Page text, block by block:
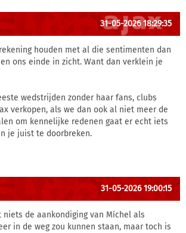
31-05-2026 18:29:35
houden met al die sentimenten dan
ons einde in zicht. Want dan verklein je
wedstrijden zonder haar fans, clubs
verkopen, als we dan ook al niet meer de
om kennelijke redenen gaat er echt iets
je juist te doorbreken.
31-05-2026 19:00:15
niets de aankondiging van Míchel als
in de weg zou kunnen staan, maar toch is